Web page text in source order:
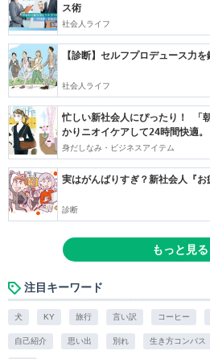
ス術
社会人ライフ
【診断】セルフプロデュース力
社会人ライフ
忙しい新社会人にぴったり！ 「
かりニオイケアして24時間快適。
身だしなみ・ビジネスアイテム
実はがんばりすぎ？新社会人『お
診断
もっと見る
注目キーワード
犬 KY 旅行 言い訳 コーヒー
自己紹介 思い出 別れ 生き方コンパス